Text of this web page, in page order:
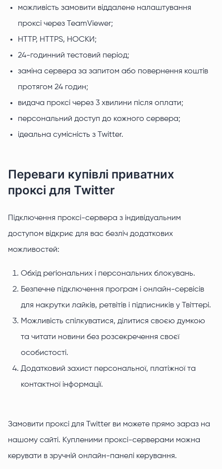
можливість замовити віддалене налаштування
проксі через TeamViewer;
HTTP, HTTPS, НОСКИ;
24-годинний тестовий період;
заміна сервера за запитом або повернення коштів
протягом 24 годин;
видача проксі через 3 хвилини після оплати;
персональний доступ до кожного сервера;
ідеальна сумісність з Twitter.
Переваги купівлі приватних
проксі для Twitter
Підключення проксі-сервера з індивідуальним
доступом відкриє для вас безліч додаткових
можливостей:
Обхід регіональних і персональних блокувань.
Безпечне підключення програм і онлайн-сервісів
для накрутки лайків, ретвітів і підписників у Твіттері.
Можливість спілкуватися, ділитися своєю думкою
та читати новини без розсекречення своєї
особистості.
Додатковий захист персональної, платіжної та
контактної інформації.
Замовити проксі для Twitter ви можете прямо зараз на
нашому сайті. Купленими проксі-серверами можна
керувати в зручній онлайн-панелі керування.